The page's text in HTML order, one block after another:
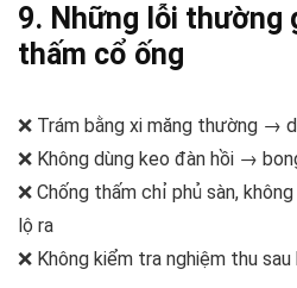
9. Những lỗi thường
thấm cổ ống
❌ Trám bằng xi măng thường →
❌ Không dùng keo đàn hồi →
❌ Chống thấm chỉ phủ sàn,
lộ ra
❌ Không kiểm tra nghiệm thu